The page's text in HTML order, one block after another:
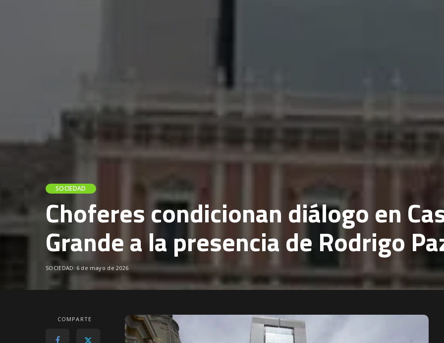
SOCIEDAD
Choferes condicionan diálogo en
Grande a la presencia de Rodrigo
SOCIEDAD 6 de mayo de 2026
COMPARTE